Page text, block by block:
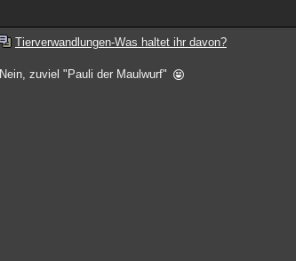
Tierverwandlungen-Was haltet ihr davon?
Nein, zuviel "Pauli der Maulwurf"